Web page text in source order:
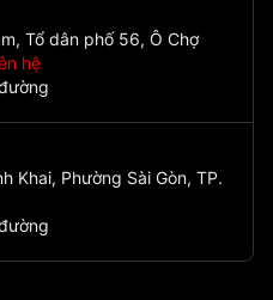
Tổ dân phố 56, Ô Chợ
hệ
Khai, Phường Sài Gòn, TP.